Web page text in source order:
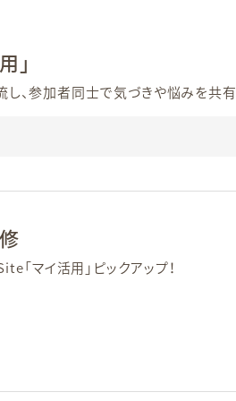
」
、参加者同士で気づきや悩みを共有
マイ活用」ピックアップ！